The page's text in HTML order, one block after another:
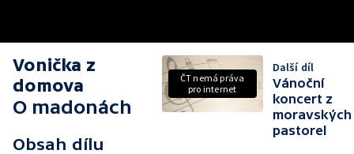
Vonička z
domova
O madonách
Obsah dílu
ČT nemá práva
pro internet
Další díl
Vánoční
koncert z
moravských
pastorel